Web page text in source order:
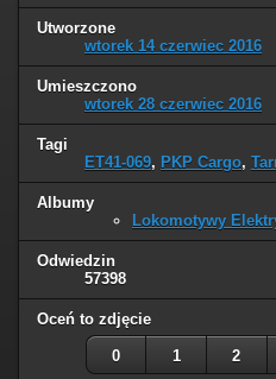
Utworzone
wtorek 14 czerwiec 2016
Umieszczono
wtorek 28 czerwiec 2016
Tagi
ET41-069, PKP Cargo,
Albumy
Lokomotywy
Odwiedzin
57398
Oceń to zdjęcie
0 1 2